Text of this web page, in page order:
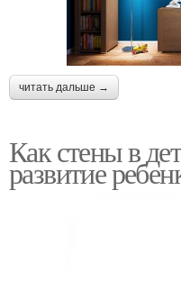
читать дальше →
Как стены в
развитие